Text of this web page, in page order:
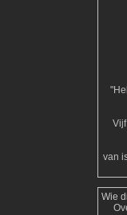
van
Wie